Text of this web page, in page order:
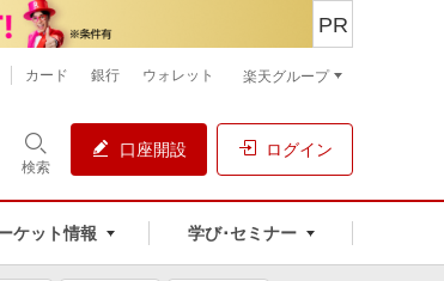
検索
口座開設 ログイン
ケット情報 学び･セミナー
PR
カード 銀行 ウォレット 楽天グループ